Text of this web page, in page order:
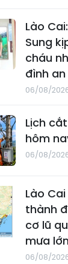
Lào
Sung
cháu
đình
06/08/
Lịch
hôm
06/08/
Lào
thành
cơ lũ
mưa lớn
06/08/